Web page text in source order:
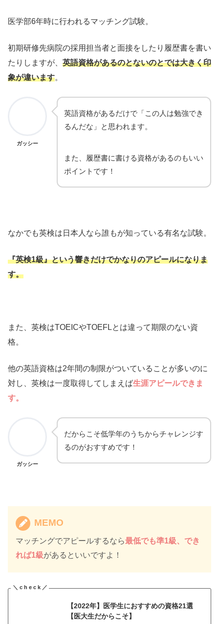
医学部6年時に行われるマッチング試験。
初期研修先病院の採用担当者と面接をしたり履歴書を書い
たりしますが、 英語資格があるのとないのとでは大きく印
象が違います。
ガッシー
英語資格があるだけで「この人は勉強でき
るんだな」と思われます。
また、履歴書に書ける資格があるのもいい
ポイントです！
なかでも英検は日本人なら誰もが知っている有名な試験。
『英検1級』という響きだけでかなりのアピールになりま
す。
また、英検はTOEICやTOEFLとは違って期限のない資
格。
他の英語資格は2年間の制限がついていることが多いのに
対し、英検は一度取得してしまえば生涯アピールできま
す。
ガッシー
だからこそ低学年のうちからチャレンジす
るのがおすすめです！
MEMO
マッチングでアピールするなら最低でも準1級、でき
れば1級があるといいですよ！
【2022年】医学生におすすめの資格21選
【医大生だからこそ】